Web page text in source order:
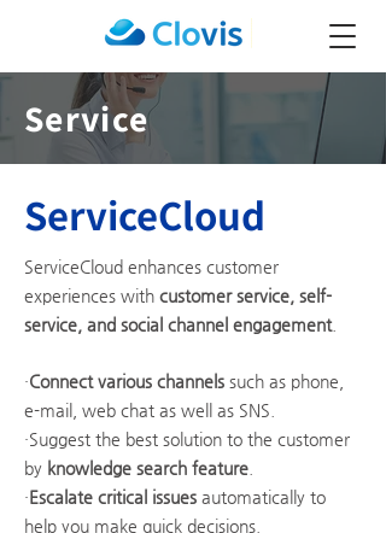
Service
ServiceCloud
ServiceCloud enhances customer
experiences with customer service, self-
service, and social channel engagement.
·Connect various channels such as phone,
e-mail, web chat as well as SNS.
·Suggest the best solution to the customer
by knowledge search feature
·Escalate critical issues automatically to
help you make quick decisions.